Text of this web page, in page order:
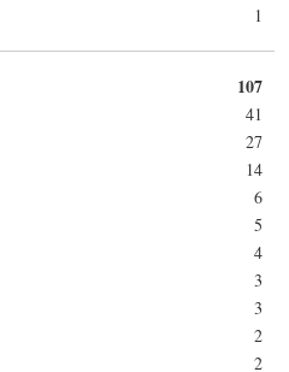
1
107
41
27
14
6
5
4
3
3
2
2